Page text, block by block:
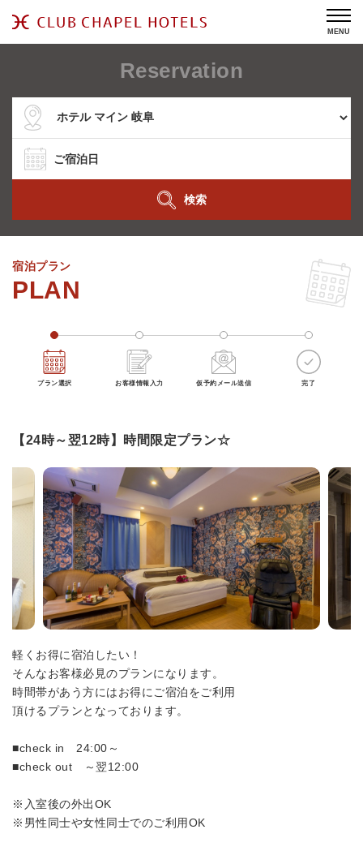
MENU
Reservation
検索
宿泊プラン
プラン選択 お客様情報入力 仮予約メール送信 完了
【24時～翌12時】時間限定プラン☆
軽くお得に宿泊したい！
そんなお客様必見のプランになります。
時間帯があう方にはお得にご宿泊をご利用
頂けるプランとなっております。
■check in 24:00～
■check out ～翌12:00
※入室後の外出OK
※男性同士や女性同士でのご利用OK